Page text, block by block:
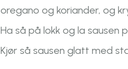
oregano og koriander, og
Ha så på lokk og la sausen
Kjør så sausen glatt med